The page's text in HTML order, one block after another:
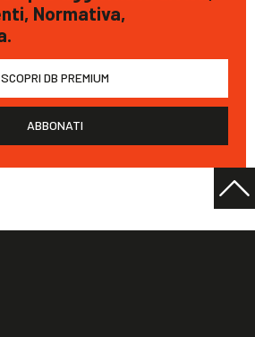
Normativa,
SCOPRI DB PREMIUM
ABBONATI